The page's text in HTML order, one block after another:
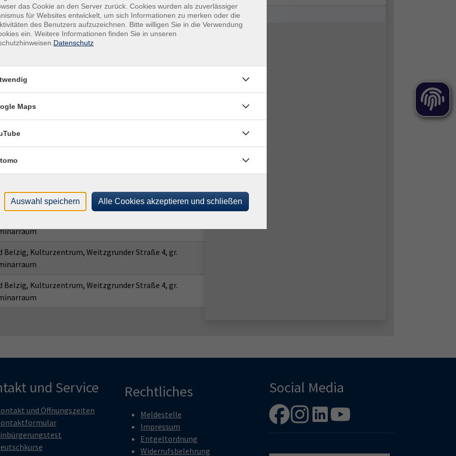
Belzig, Kulturzentrum, Weitzgrunder Straße 4, gr.
Belzig, Kulturzentrum, Weitzgrunder Straße 4, gr.
Belzig, Kulturzentrum, Weitzgrunder Straße 4, gr.
Belzig, Kulturzentrum, Weitzgrunder Straße 4, gr.
Belzig, Kulturzentrum, Weitzgrunder Straße 4, gr.
und Service
und Öffnungszeiten
Rechtliches
Meldestelle
Impressum
Entgeltordnung
Widerrufsbelehrung
Social Media
das Cookie an den Server zurück. Cookies wurden als zuverlässiger
für Websites entwickelt, um sich Informationen zu merken oder die
des Benutzers aufzuzeichnen. Bitte willigen Sie in die Verwendung
ein. Weitere Informationen finden Sie in unseren
Datenschutz
Maps
Auswahl speichern Alle Cookies akzeptieren und schließen